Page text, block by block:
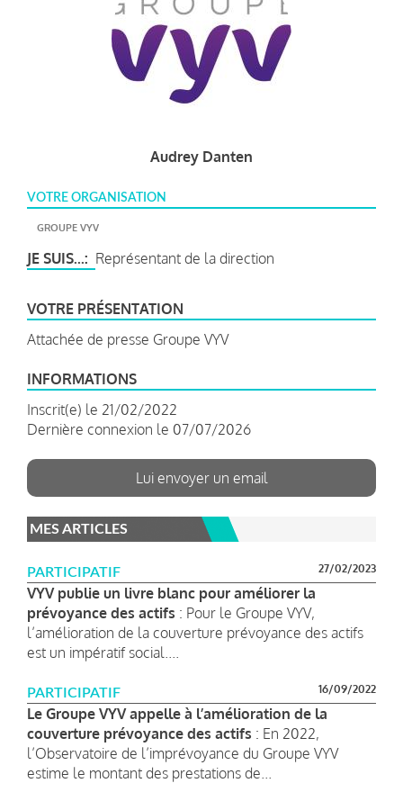
Audrey Danten
VOTRE ORGANISATION
GROUPE VYV
JE SUIS... Représentant de la direction
VOTRE PRÉSENTATION
Attachée de presse Groupe VYV
INFORMATIONS
Inscrit(e) le 21/02/2022
Dernière connexion le 07/07/2026
Lui envoyer un email
MES ARTICLES
PARTICIPATIF 27/02/2023
VYV publie un livre blanc pour améliorer la
prévoyance des actifs : Pour le Groupe VYV,
l’amélioration de la couverture prévoyance des actifs
est un impératif social....
PARTICIPATIF 16/09/2022
Le Groupe VYV appelle à l’amélioration de la
couverture prévoyance des actifs : En 2022,
l’Observatoire de l’imprévoyance du Groupe VYV
estime le montant des prestations de...